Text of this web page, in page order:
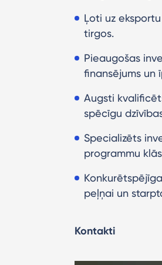
Ļoti uz
tirgos.
Pieaugošas
finansējums un
Augsti
spēcīgu
Specializēts
programmu
peļņai un
Kontakti